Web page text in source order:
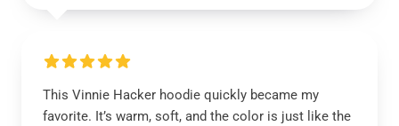
This Vinnie Hacker hoodie quickly became my
favorite. It’s warm, soft, and the color is just like the